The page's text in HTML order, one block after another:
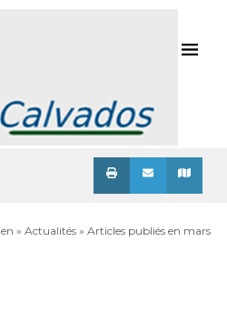
» Actualités » Articles publiés en mars